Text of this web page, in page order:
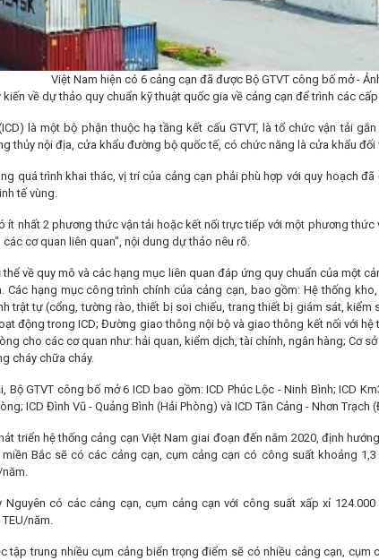
Việt Nam hiện có 6 cảng cạn đã được Bộ GTVT công bố mở -
kiến về dự thảo quy chuẩn kỹ thuật quốc gia về cảng cạn để trình các
là một bộ phận thuộc hạ tầng kết cấu GTVT, là tổ chức vận tải
thủy nội địa, cửa khẩu đường bộ quốc tế, có chức năng là cửa khẩu đối
quá trình khai thác, vị trí của cảng cạn phải phù hợp với quy hoạch
tế vùng.
ít nhất 2 phương thức vận tải hoặc kết nối trực tiếp với một phương
cơ quan liên quan", nội dung dự thảo nêu rõ.
về quy mô và các hạng mục liên quan đáp ứng quy chuẩn của một
Các hạng mục công trình chính của cảng cạn, bao gồm: Hệ thống
trật tự (cổng, tường rào, thiết bị soi chiếu, trang thiết bị giám sát, kiểm
động trong ICD; Đường giao thông nội bộ và giao thông kết nối với
cho các cơ quan như: hải quan, kiểm dịch, tài chính, ngân hàng; Cơ
cháy chữa cháy.
Bộ GTVT công bố mở 6 ICD bao gồm: ICD Phúc Lộc - Ninh Bình; ICD
ICD Đình Vũ - Quảng Bình (Hải Phòng) và ICD Tân Cảng - Nhơn Trạch
triển hệ thống cảng cạn Việt Nam giai đoạn đến năm 2020, định
Bắc sẽ có các cảng cạn, cụm cảng cạn có công suất khoảng
năm.
Nguyên có các cảng cạn, cụm cảng cạn với công suất xấp xỉ
năm.
tập trung nhiều cụm cảng biển trọng điểm sẽ có nhiều cảng cạn, cụm